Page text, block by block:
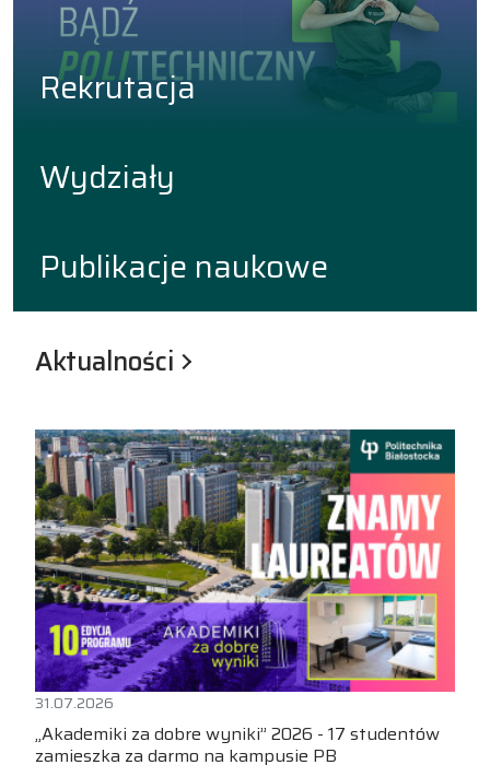
Rekrutacja
Wydziały
Publikacje naukowe
Aktualności
31.07.2026
„Akademiki za dobre wyniki” 2026 - 17 studentów
zamieszka za darmo na kampusie PB